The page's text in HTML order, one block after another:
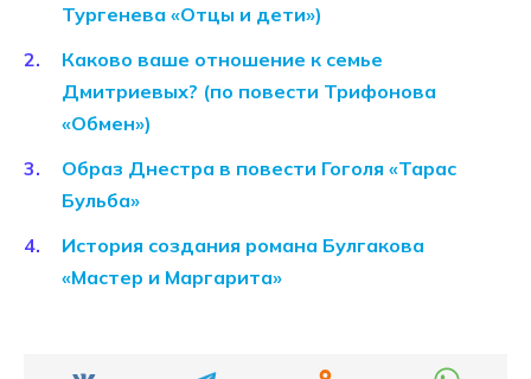
Тургенева «Отцы и дети»)
Каково ваше отношение к семье
Дмитриевых? (по повести Трифонова
«Обмен»)
Образ Днестра в повести Гоголя «Тарас
Бульба»
История создания романа Булгакова
«Мастер и Маргарита»